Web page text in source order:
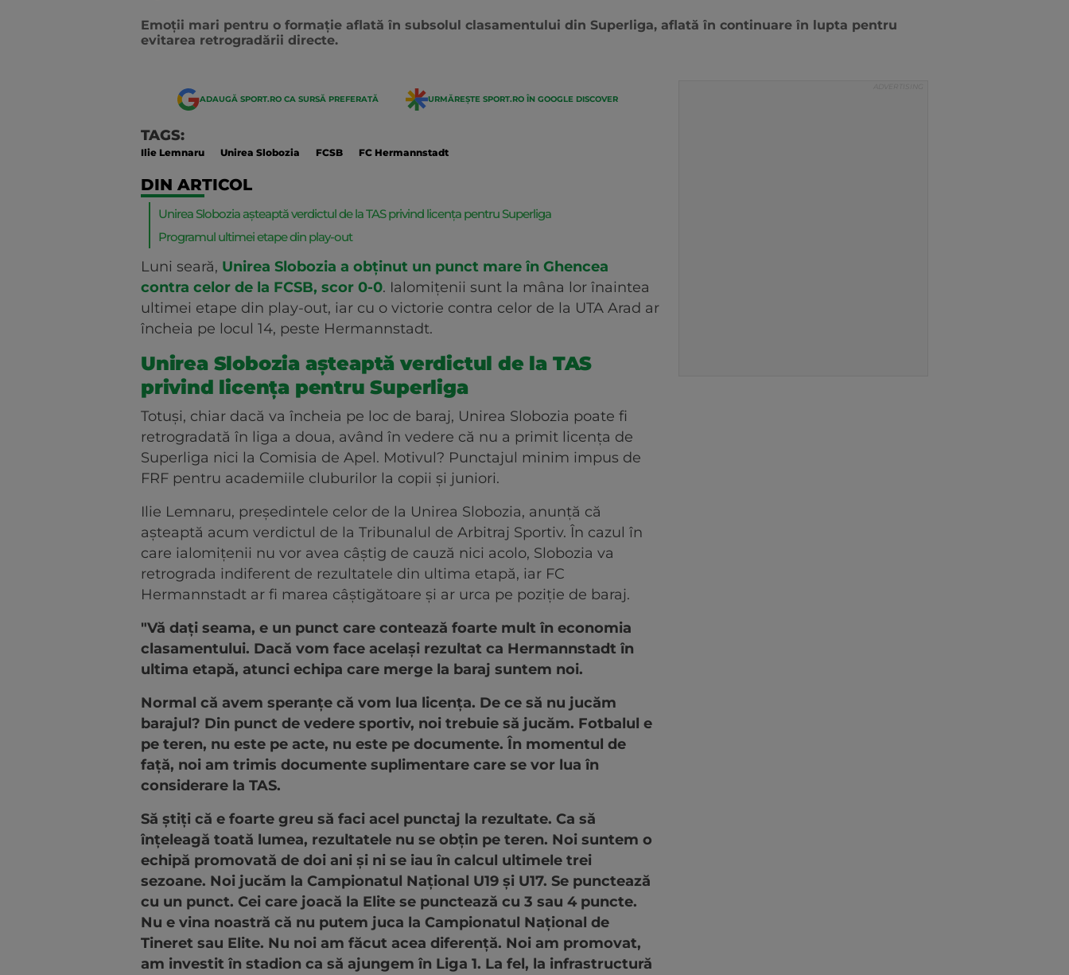
Emoții mari pentru o formație aflată în subsolul clasamentului din Superliga, aflată în continuare în lupta pentru
evitarea retrogradării directe.
ADAUGĂ SPORT.RO CA SURSĂ PREFERATĂ URMĂREȘTE SPORT.RO ÎN GOOGLE DISCOVER
TAGS:
Ilie Lemnaru Unirea Slobozia FCSB FC Hermannstadt
DIN ARTICOL
Unirea Slobozia așteaptă verdictul de la TAS privind licența pentru Superliga
Programul ultimei etape din play-out
Luni seară, Unirea Slobozia a obținut un punct mare în Ghencea
contra celor de la FCSB, scor 0-0. Ialomițenii sunt la mâna lor înaintea
ultimei etape din play-out, iar cu o victorie contra celor de la UTA Arad ar
încheia pe locul 14, peste Hermannstadt.
Unirea Slobozia așteaptă verdictul de la TAS
privind licența pentru Superliga
Totuși, chiar dacă va încheia pe loc de baraj, Unirea Slobozia poate fi
retrogradată în liga a doua, având în vedere că nu a primit licența de
Superliga nici la Comisia de Apel. Motivul? Punctajul minim impus de
FRF pentru academiile cluburilor la copii și juniori.
Ilie Lemnaru, președintele celor de la Unirea Slobozia, anunță că
așteaptă acum verdictul de la Tribunalul de Arbitraj Sportiv. În cazul în
care ialomițenii nu vor avea câștig de cauză nici acolo, Slobozia va
retrograda indiferent de rezultatele din ultima etapă, iar FC
Hermannstadt ar fi marea câștigătoare și ar urca pe poziție de baraj.
"Vă dați seama, e un punct care contează foarte mult în economia
clasamentului. Dacă vom face același rezultat ca Hermannstadt în
ultima etapă, atunci echipa care merge la baraj suntem noi.
Normal că avem speranțe că vom lua licența. De ce să nu jucăm
barajul? Din punct de vedere sportiv, noi trebuie să jucăm. Fotbalul e
pe teren, nu este pe acte, nu este pe documente. În momentul de
față, noi am trimis documente suplimentare care se vor lua în
considerare la TAS.
Să știți că e foarte greu să faci acel punctaj la rezultate. Ca să
înțeleagă toată lumea, rezultatele nu se obțin pe teren. Noi suntem o
echipă promovată de doi ani și ni se iau în calcul ultimele trei
sezoane. Noi jucăm la Campionatul Național U19 și U17. Se punctează
cu un punct. Cei care joacă la Elite se punctează cu 3 sau 4 puncte.
Nu e vina noastră că nu putem juca la Campionatul Național de
Tineret sau Elite. Nu noi am făcut acea diferență. Noi am promovat,
am investit în stadion ca să ajungem în Liga 1. La fel, la infrastructură